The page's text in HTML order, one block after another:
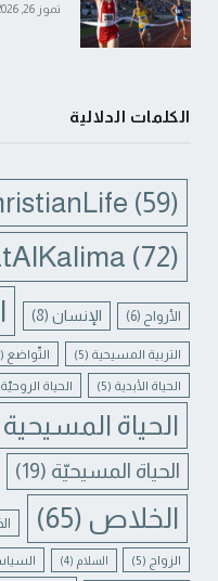
تموز 26, 2026
الكلمات الدلالية
(59)
(72)
الأرواح (6) الإنسان(8)
التربية المسيحية (5) التّواضع (5)
الحياة الأبدية (5) الحياة الروحيّة
الحياة المسيحية
الحياة المسيحيّة (19)
الخلاص (65)
الزواج (5) السلام (4)